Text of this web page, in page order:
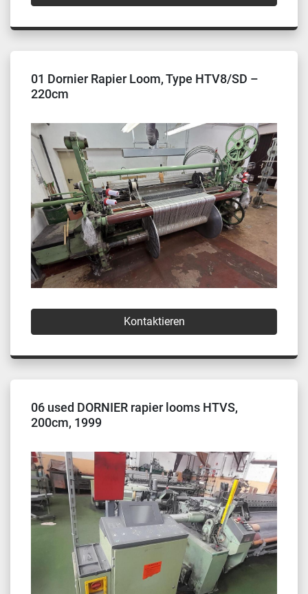
01 Dornier Rapier Loom, Type HTV8/SD –
220cm
Kontaktieren
06 used DORNIER rapier looms HTVS,
200cm, 1999